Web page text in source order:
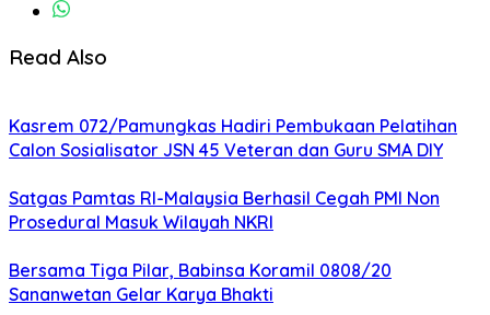
Read Also
Kasrem 072/Pamungkas Hadiri Pembukaan Pelatihan
Calon Sosialisator JSN 45 Veteran dan Guru SMA DIY
Satgas Pamtas RI-Malaysia Berhasil Cegah PMI Non
Prosedural Masuk Wilayah NKRI
Bersama Tiga Pilar, Babinsa Koramil 0808/20
Sananwetan Gelar Karya Bhakti